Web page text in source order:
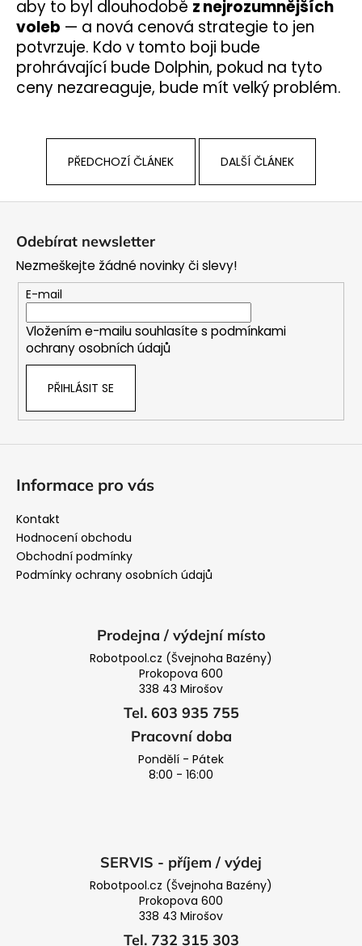
aby to byl dlouhodobě znejrozumnějších
voleb — a nová cenová strategie to jen
potvrzuje. Kdo v tomto boji bude
prohrávající bude Dolphin, pokud na tyto
ceny nezareaguje, bude mít velký problém.
PŘEDCHOZÍ ČLÁNEK DALŠÍ ČLÁNEK
Odebírat newsletter
Nezmeškejte žádné novinky či slevy!
E-mail
Vložením e-mailu souhlasíte s podmínkami
ochrany osobních údajů
PŘIHLÁSIT SE
Informace pro vás
Kontakt
Hodnocení obchodu
Obchodní podmínky
Podmínky ochrany osobních údajů
Prodejna / výdejní místo
Robotpool.cz (Švejnoha Bazény)
Prokopova 600
338 43 Mirošov
Tel. 603 935 755
Pracovní doba
Pondělí - Pátek
8:00 - 16:00
SERVIS - příjem / výdej
Robotpool.cz (Švejnoha Bazény)
Prokopova 600
338 43 Mirošov
Tel. 732 315 303